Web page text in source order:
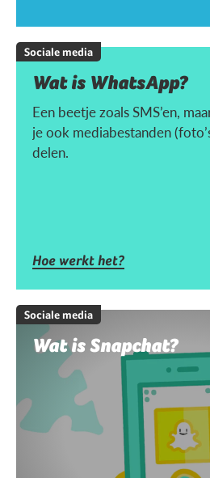
Sociale media
Wat is WhatsApp?
Een beetje zoals SMS’en,
je ook mediabestanden
delen.
Hoe werkt het?
Sociale media
Wat is Snapchat?